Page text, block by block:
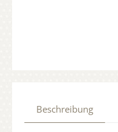
Beschreibung